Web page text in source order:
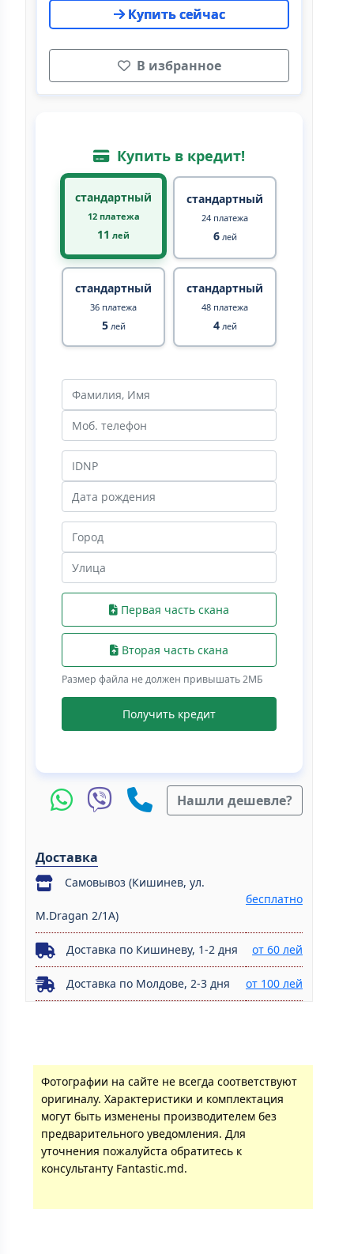
Купить сейчас
В избранное
Купить в кредит!
стандартный
12 платежа
11 лей
стандартный
24 платежа
6лей
стандартный
36 платежа
5лей
стандартный
48 платежа
4лей
Первая часть скана
Вторая часть скана
Размер файла не должен привышать 2МБ
Получить кредит
Нашли дешевле?
Доставка
Самовывоз (Кишинев, ул.
M.Dragan 2/1A)
бесплатно
Доставка по Кишиневу, 1-2 дня от 60 лей
Доставка по Молдове, 2-3 дня от 100 лей
Фотографии на сайте не всегда соответствуют
оригиналу. Характеристики и комплектация
могут быть изменены производителем без
предварительного уведомления. Для
уточнения пожалуйста обратитесь к
консультанту Fantastic.md.